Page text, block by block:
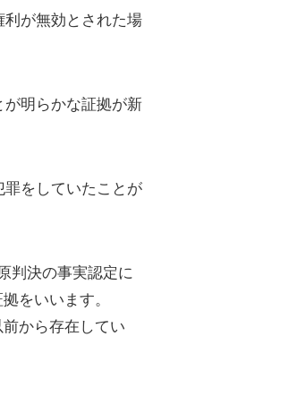
が無効とされた場
明らかな証拠が新
をしていたことが
判決の事実認定に
をいいます。
から存在してい